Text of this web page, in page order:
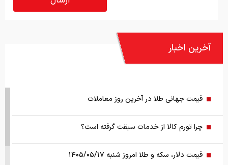
آخرین اخبار
قیمت جهانی طلا در آخرین روز معاملات
چرا تورم کالا از خدمات سبقت گرفته است؟
قیمت دلار، سکه و طلا امروز شنبه ۱۴۰۵/۰۵/۱۷